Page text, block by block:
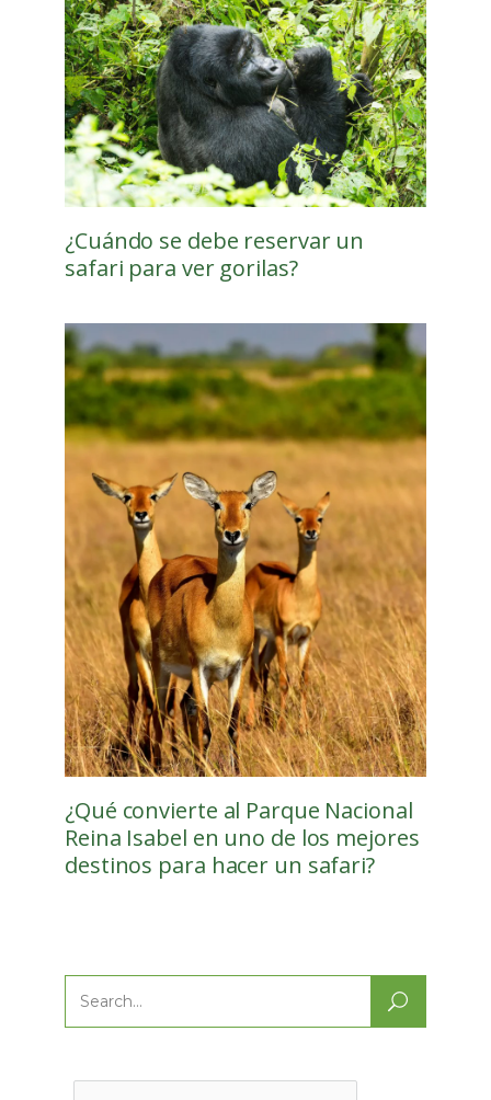
¿Cuándo se debe reservar un
safari para ver gorilas?
¿Qué convierte al Parque Nacional
Reina Isabel en uno de los mejores
destinos para hacer un safari?
Search